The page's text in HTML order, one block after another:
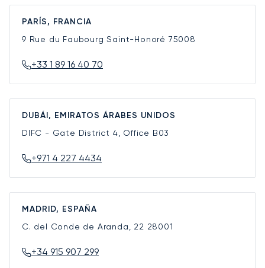
PARÍS, FRANCIA
9 Rue du Faubourg Saint-Honoré 75008
+33 1 89 16 40 70
DUBÁI, EMIRATOS ÁRABES UNIDOS
DIFC - Gate District 4, Office B03
+971 4 227 4434
MADRID, ESPAÑA
C. del Conde de Aranda, 22 28001
+34 915 907 299